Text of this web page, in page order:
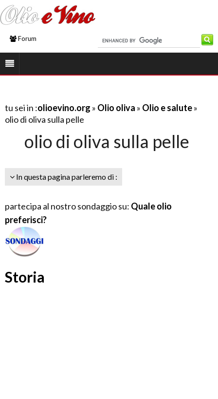
Forum
tu sei in :olioevino.org » Olio oliva » Olio e salute»
olio di oliva sulla pelle
olio di oliva sulla pelle
In questa pagina parleremo di :
partecipa al nostro sondaggio su: Quale olio
preferisci?
Storia